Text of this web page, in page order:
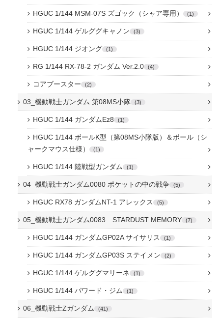
HGUC 1/144 MSM-07S ズゴック（シャア専用） 1
HGUC 1/144 ゲルググキャノン 3
HGUC 1/144 ジオング 1
RG 1/144 RX-78-2 ガンダム Ver.2.0 4
コアブースター 2
03_機動戦士ガンダム 第08MS小隊 3
HGUC 1/144 ガンダムEz8 1
HGUC 1/144 ボールK型（第08MS小隊版）＆ボール（シ
ャークマウス仕様）
1
HGUC 1/144 陸戦型ガンダム 1
04_機動戦士ガンダム0080 ポケットの中の戦争 5
HGUC RX78 ガンダムNT-1 アレックス 5
05_機動戦士ガンダム0083 STARDUST MEMORY 7
HGUC 1/144 ガンダムGP02A サイサリス 1
HGUC 1/144 ガンダムGP03S ステイメン 2
HGUC 1/144 ゲルググマリーネ 1
HGUC 1/144 パワード・ジム 1
06_機動戦士Zガンダム 41